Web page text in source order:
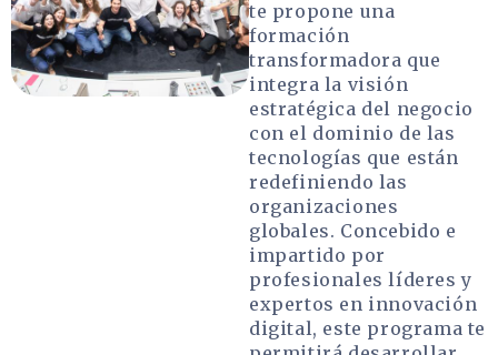
te propone una
formación
transformadora que
integra la visión
estratégica del negocio
con el dominio de las
tecnologías que están
redefiniendo las
organizaciones
globales. Concebido e
impartido por
profesionales líderes y
expertos en innovación
digital, este programa te